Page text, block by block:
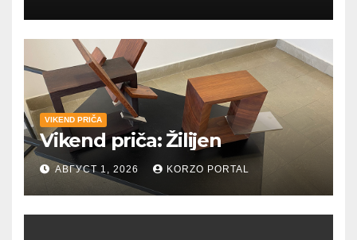
VIKEND PRIČA
Vikend priča: Žilijen
АВГУСТ 1, 2026 KORZO PORTAL